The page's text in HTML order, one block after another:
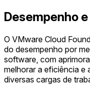
Desempenho
O VMware Cloud
do desempenho por
software, com
melhorar a eficiência e
diversas cargas de